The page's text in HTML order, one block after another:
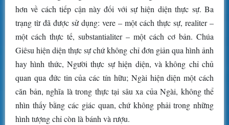
hơn về cách tiếp cận này đối với sự hiện diện thực sự. Ba
trạng từ đã được sử dụng: vere – một cách thực sự, realiter –
một cách thực tế, substantialiter – một cách cơ bản. Chúa
Giêsu hiện diện thực sự chứ không chỉ đơn giản qua hình ảnh
hay hình thức, Người thực sự hiện diện, và không chỉ chủ
quan qua đức tin của các tín hữu; Ngài hiện diện một cách
căn bản, nghĩa là trong thực tại sâu xa của Ngài, không thể
nhìn thấy bằng các giác quan, chứ không phải trong những
hình tượng chỉ còn là bánh và rượu.